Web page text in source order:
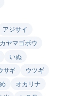
アジサイ
ヤマゴボウ
いぬ
サギ
ウツギ
オカリナ